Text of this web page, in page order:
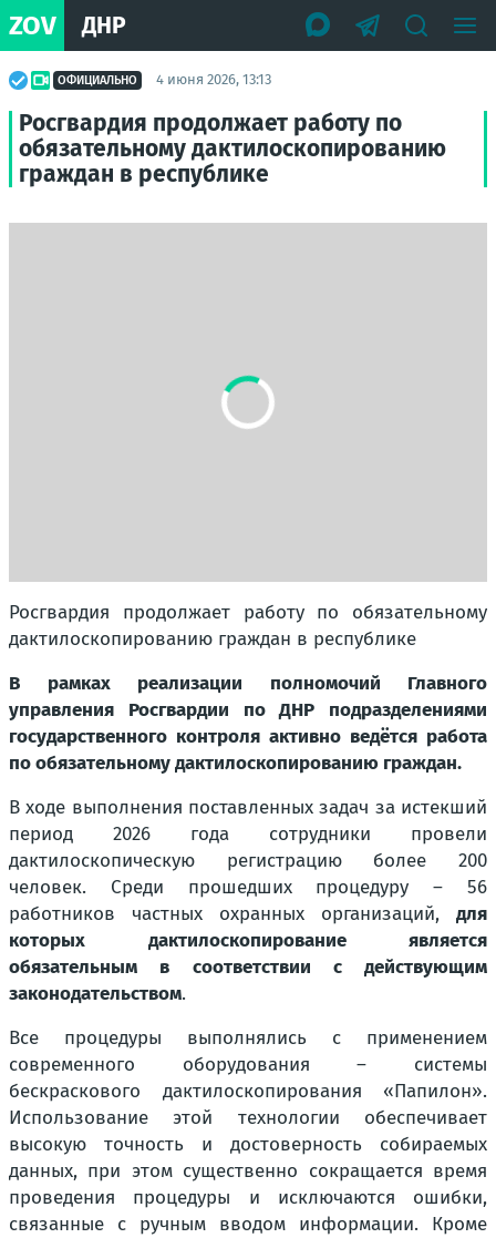
ZOV ДНР
ОФИЦИАЛЬНО 4 июня 2026, 13:13
Росгвардия продолжает работу по
обязательному дактилоскопированию
граждан в республике
Росгвардия продолжает работу по обязательному
дактилоскопированию граждан в республике
В рамках реализации полномочий Главного
управления Росгвардии по ДНР подразделениями
государственного контроля активно ведётся работа
по обязательному дактилоскопированию граждан.
В ходе выполнения поставленных задач за истекший
период 2026 года сотрудники провели
дактилоскопическую регистрацию более 200
человек. Среди прошедших процедуру – 56
работников частных охранных организаций, для
которых дактилоскопирование является
обязательным в соответствии с действующим
законодательством.
Все процедуры выполнялись с применением
современного оборудования – системы
бескраскового дактилоскопирования «Папилон».
Использование этой технологии обеспечивает
высокую точность и достоверность собираемых
данных, при этом существенно сокращается время
проведения процедуры и исключаются ошибки,
связанные с ручным вводом информации. Кроме